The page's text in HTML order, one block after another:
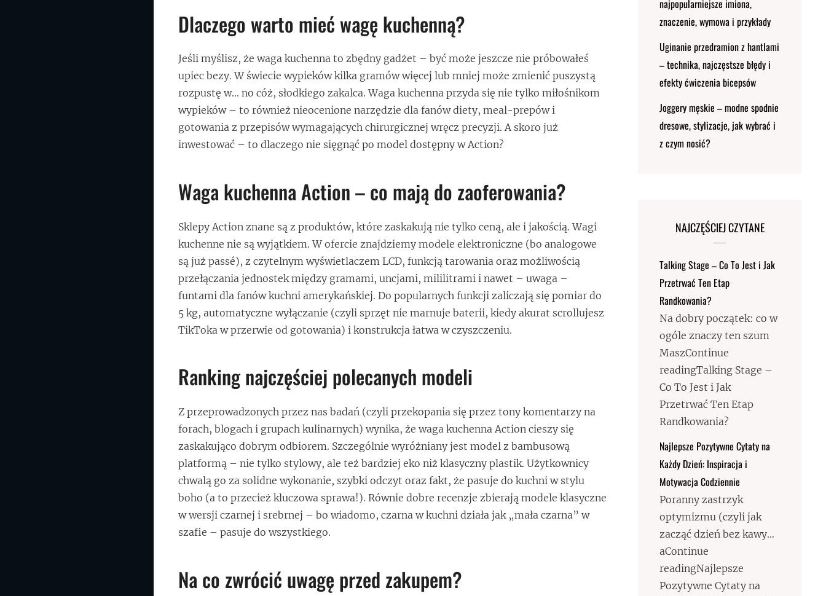
Dlaczego warto mieć wagę kuchenną?
Jeśli myślisz, że waga kuchenna to zbędny gadżet – być może jeszcze nie próbowałeś
upiec bezy. W świecie wypieków kilka gramów więcej lub mniej może zmienić puszystą
rozpustę w… no cóż, słodkiego zakalca. Waga kuchenna przyda się nie tylko miłośnikom
wypieków – to również nieocenione narzędzie dla fanów diety, meal-prepów i
gotowania z przepisów wymagających chirurgicznej wręcz precyzji. A skoro już
inwestować – to dlaczego nie sięgnąć po model dostępny w Action?
Waga kuchenna Action – co mają do zaoferowania?
Sklepy Action znane są z produktów, które zaskakują nie tylko ceną, ale i jakością. Wagi
kuchenne nie są wyjątkiem. W ofercie znajdziemy modele elektroniczne (bo analogowe
są już passé), z czytelnym wyświetlaczem LCD, funkcją tarowania oraz możliwością
przełączania jednostek między gramami, uncjami, mililitrami i nawet – uwaga –
funtami dla fanów kuchni amerykańskiej. Do popularnych funkcji zaliczają się pomiar do
5 kg, automatyczne wyłączanie (czyli sprzęt nie marnuje baterii, kiedy akurat scrollujesz
TikToka w przerwie od gotowania) i konstrukcja łatwa w czyszczeniu.
Ranking najczęściej polecanych modeli
Z przeprowadzonych przez nas badań (czyli przekopania się przez tony komentarzy na
forach, blogach i grupach kulinarnych) wynika, że waga kuchenna Action cieszy się
zaskakująco dobrym odbiorem. Szczególnie wyróżniany jest model z bambusową
platformą – nie tylko stylowy, ale też bardziej eko niż klasyczny plastik. Użytkownicy
chwalą go za solidne wykonanie, szybki odczyt oraz fakt, że pasuje do kuchni w stylu
boho (a to przecież kluczowa sprawa!). Równie dobre recenzje zbierają modele klasyczne
w wersji czarnej i srebrnej – bo wiadomo, czarna w kuchni działa jak „mała czarna” w
szafie – pasuje do wszystkiego.
Na co zwrócić uwagę przed zakupem?
najpopularniejsze imiona,
znaczenie, wymowa i przykłady
Uginanie przedramion z hantlami
– technika, najczęstsze błędy i
efekty ćwiczenia bicepsów
Joggery męskie – modne spodnie
dresowe, stylizacje, jak wybrać i
z czym nosić?
NAJCZĘŚCIEJ CZYTANE
Talking Stage – Co To Jest i Jak
Przetrwać Ten Etap
Randkowania?
Na dobry początek: co w
ogóle znaczy ten szum
MaszContinue
readingTalking Stage –
Co To Jest i Jak
Przetrwać Ten Etap
Randkowania?
Najlepsze Pozytywne Cytaty na
Każdy Dzień: Inspiracja i
Motywacja Codziennie
Poranny zastrzyk
optymizmu (czyli jak
zacząć dzień bez kawy…
aContinue
readingNajlepsze
Pozytywne Cytaty na